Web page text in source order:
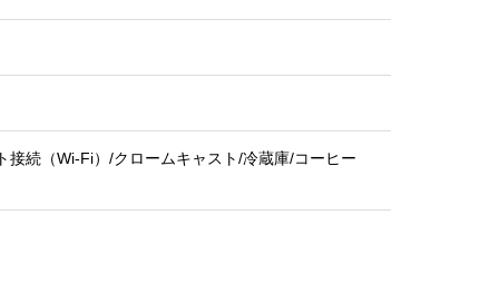
続（Wi-Fi）/クロームキャスト/冷蔵庫/コーヒー